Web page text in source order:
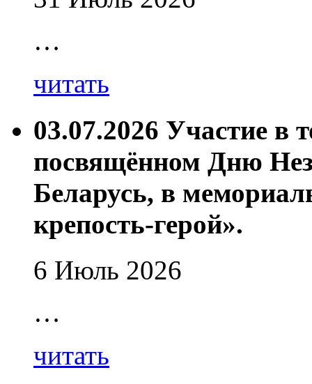
…
читать
03.07.2026 Участие в
посвящённом Дню
Беларусь, в
крепость-герой».
6 Июль 2026
…
читать